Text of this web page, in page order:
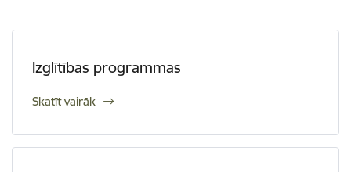
Izglītības programmas
Skatīt vairāk